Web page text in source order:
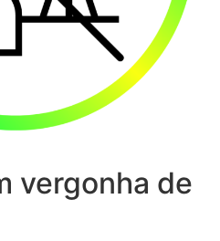
vergonha de